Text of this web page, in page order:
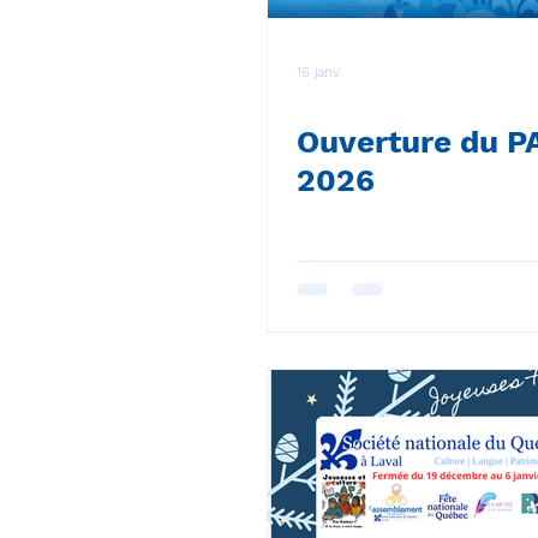
16 janv.
Ouverture du
2026